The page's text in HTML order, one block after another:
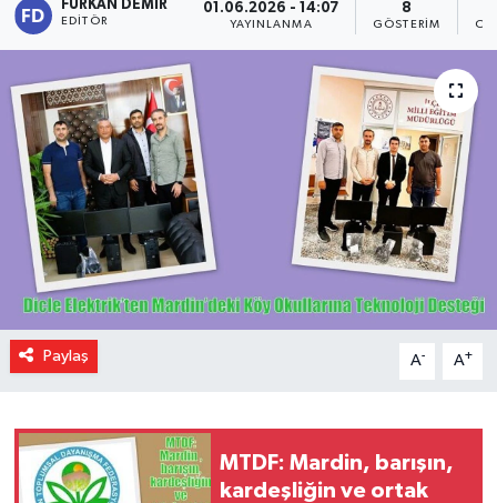
FURKAN DEMIR
EDITÖR
01.06.2026 - 14:07
YAYINLANMA
8
GÖSTERIM
Paylaş A- A+
MTDF: Mardin, barışın,
kardeşliğin ve ortak